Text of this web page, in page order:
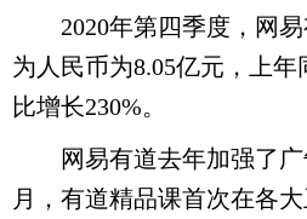
2020年第四季度，网易
为人民币为8.05亿元，上年
比增长230%。
网易有道去年加强了广
月，有道精品课首次在各